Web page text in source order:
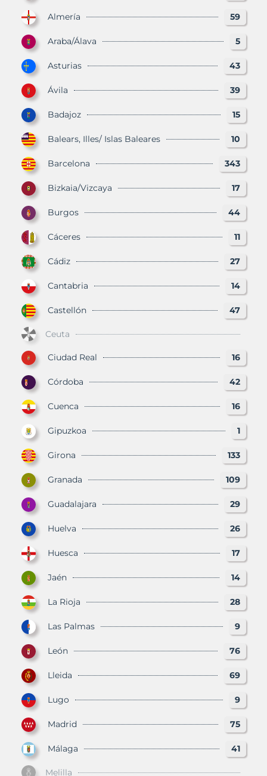
Almería 59
Araba/Álava 5
Asturias 43
Ávila 39
Badajoz 15
Balears, Illes/ Islas Baleares 10
Barcelona 343
Bizkaia/Vizcaya 17
Burgos 44
Cáceres 11
Cádiz 27
Cantabria 14
Castellón 47
Ceuta
Ciudad Real 16
Córdoba 42
Cuenca 16
Gipuzkoa 1
Girona 133
Granada 109
Guadalajara 29
Huelva 26
Huesca 17
Jaén 14
La Rioja 28
Las Palmas 9
León 76
Lleida 69
Lugo 9
Madrid 75
Málaga 41
Melilla